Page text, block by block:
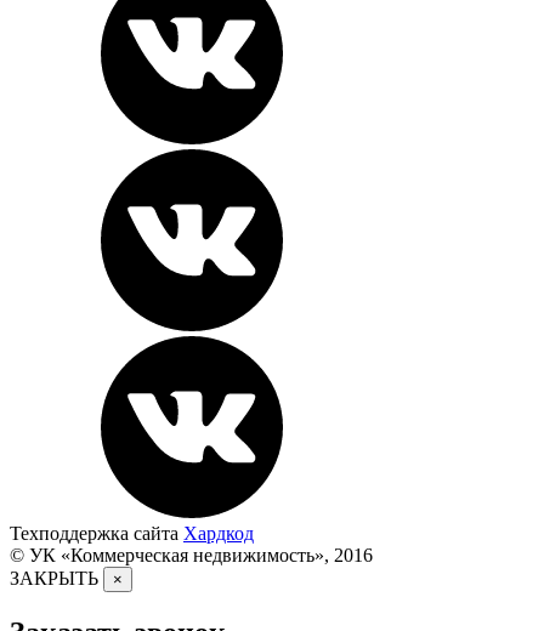
Техподдержка сайта Хардкод
© УК «Коммерческая недвижимость», 2016
ЗАКРЫТЬ
×